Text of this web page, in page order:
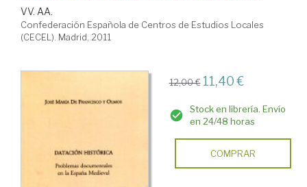
VV. AA.
Confederación Española de Centros de Estudios Locales
(CECEL). Madrid, 2011
12,00 € 11,40 €
Stock en librería. Envío
en 24/48 horas
COMPRAR